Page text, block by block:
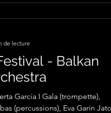
- Balkan
García I Gala (trompette),
de lecture